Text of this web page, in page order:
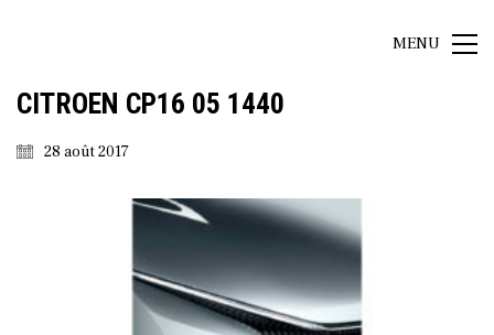
MENU
CITROEN CP16 05 1440
28 août 2017